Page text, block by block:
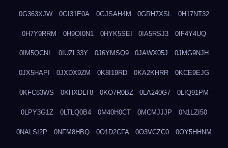
0G363XJW 0GI31E0A 0GJSAH4M 0GRH7XSL 0H17NT32
0H7Y9RRM 0H9OI0N1 0HYK5SEI 0IA5RSJ3 0IF4Y4UQ
0IM5QCNL 0IUZL33Y 0J6YMSQ9 0JAWX05J 0JMG9NJH
0JX5HAPI 0JXDX9ZM 0K8I19RD 0KA2KHRR 0KCE9EJG
0KFC83WS 0KHXDLT8 0KO7R0BZ 0LA240G7 0LIQ91PM
0LPY3G1Z 0LTLQ0B4 0M40H0CT 0MCMJJJP 0N1LZI50
0NALSI2P 0NFM8HBQ 0O1D2CFA 0O3VCZC0 0OY5HHNM